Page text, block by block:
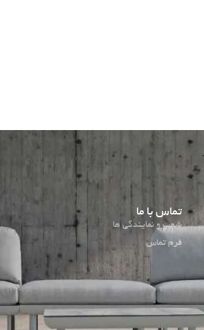
تماس با ما
شعب و نمایندگی ها
فرم تماس